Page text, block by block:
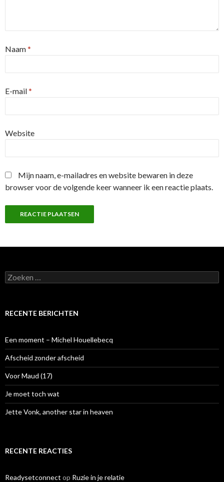
Naam*
E-mail*
Website
Mijn naam, e-mailadres en website bewaren in deze
browser voor de volgende keer wanneer ik een reactie plaats.
Z
o
e
a
a
r
:
RECENTE BERICHTEN
Een moment – Michel Houellebecq
Afscheid zonder afscheid
Voor Maud (17)
Je moet toch wat
Jette Vonk, another star in heaven
RECENTE REACTIES
Readysetconnect op Ruzie in je relatie